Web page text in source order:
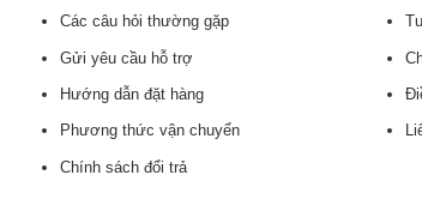
Các câu hỏi thường gặp
Gửi yêu cầu hỗ trợ
Hướng dẫn đặt hàng
Phương thức vận chuyển
Chính sách đổi trả